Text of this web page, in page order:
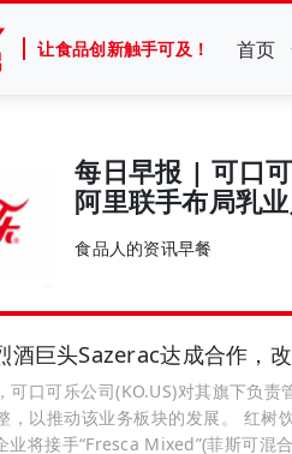
让食品创新触手可及！ 首页
每日早报 | 可口
阿里联手布局乳
食品人的资讯早餐
酒巨头Sazerac达成合作，
可口可乐公司(KO.US)对其旗下负
，以推动该业务板块的发展。 红树
业将接手“Fresca Mixed”(菲斯可混